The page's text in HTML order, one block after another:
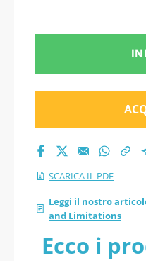
SCARICA IL PDF
Leggi il nostro
and Limitations
Ecco i